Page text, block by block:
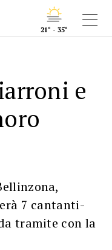
21° - 35°
e
7 cantanti-
tramite con la